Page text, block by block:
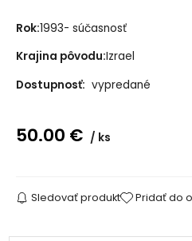
Rok:1993- súčasnosť
Krajina pôvodu:Izrael
Dostupnosť: vypredané
50.00 € ks
Sledovať produkt Pridať do